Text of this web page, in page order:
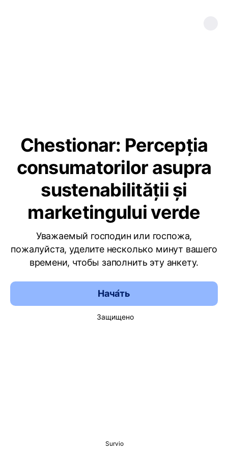
Chestionar: Percepția
consumatorilor asupra
sustenabilității și
marketingului verde
Уважаемый господин или госпожа,
пожалуйста, уделите несколько минут вашего
времени, чтобы заполнить эту анкету.
Нача́ть
Защищено
Survio